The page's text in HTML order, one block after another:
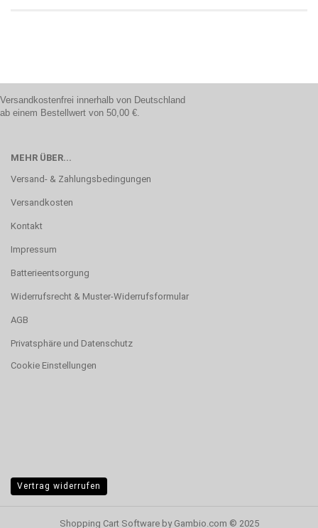
Versandkostenfrei innerhalb von Deutschland
ab einem Bestellwert von 50,00 €.
MEHR ÜBER...
Versand- & Zahlungsbedingungen
Versandkosten
Kontakt
Impressum
Batterieentsorgung
Widerrufsrecht & Muster-Widerrufsformular
AGB
Privatsphäre und Datenschutz
Cookie Einstellungen
Vertrag widerrufen
Shopping Cart Softwareby Gambio.com © 2025